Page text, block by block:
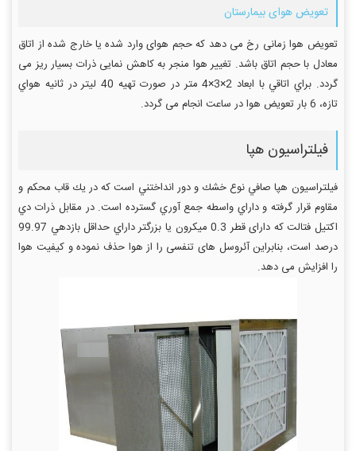
تعویض هوای بیمارستان
تعویض هوا زمانی رخ می دهد که حجم هوای وارد شده یا خارج شده از اتاق
معادل با حجم اتاق باشد. تغییر هوا منجر به کاهش نمایی ذرات بسیار ریز می
گردد. براي اتاقي با ابعاد 2×3×4 متر در صورت تهيه 40 ليتر در ثانيه هواي
تازه، 6 بار تعويض هوا در ساعت انجام می گردد.
فیلتراسیون هپا
فیلتراسیون هپا صافي نوع خشك و دور انداختني است كه در يك قاب محكم و
مقاوم قرار گرفته و داراي واسطه جمع آوري گسترده است. در مقابل ذرات دي
اكتيل فتالت که دارای قطر 0.3 میکرون یا بزرگتر داراي حداقل بازدهي 99.97
درصد است، بنابراين آئروسل های تنفسی را از هوا حذف نموده و کیفیت هوا
را افزایش می دهد.